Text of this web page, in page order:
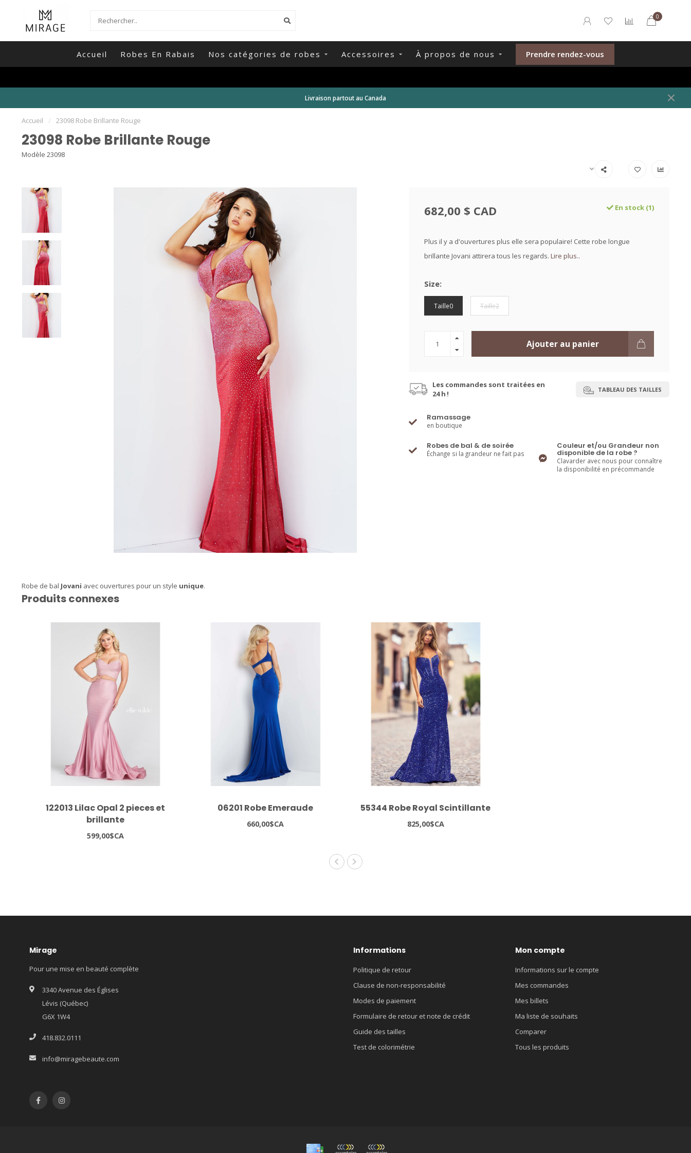
0
Accueil Robes En Rabais Nos catégories de robes Accessoires À propos de nous Prendre rendez-vous
Livraison partout au Canada
Accueil / 23098 Robe Brillante Rouge
23098 Robe Brillante Rouge
Modèle 23098
682,00 $ CAD En stock (1)
Plus il y a d'ouvertures plus elle sera populaire! Cette robe longue
brillante Jovani attirera tous les regards. Lire plus..
Size:
Taille0 Taille2
Ajouter au panier
Les commandes sont traitées en
24 h !
TABLEAU DES TAILLES
Ramassage
en boutique
Robes de bal & de soirée
Échange si la grandeur ne fait pas
Couleur et/ou Grandeur non
disponible de la robe ?
Clavarder avec nous pour connaître
la disponibilité en précommande
Robe de bal Jovani avec ouvertures pour un style unique.
Produits connexes
122013 Lilac Opal 2 pieces et
brillante
599,00$CA
06201 Robe Emeraude
660,00$CA
55344 Robe Royal Scintillante
825,00$CA
Mirage
Pour une mise en beauté complète
3340 Avenue des Églises
Lévis (Québec)
G6X 1W4
418.832.0111
info@miragebeaute.com
Informations
Politique de retour
Clause de non-responsabilité
Modes de paiement
Formulaire de retour et note de crédit
Guide des tailles
Test de colorimétrie
Mon compte
Informations sur le compte
Mes commandes
Mes billets
Ma liste de souhaits
Comparer
Tous les produits